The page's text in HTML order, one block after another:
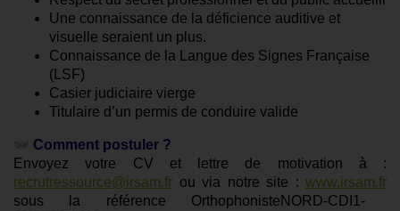
Une connaissance de la déficience auditive et
visuelle seraient un plus.
Connaissance de la Langue des Signes Française
(LSF)
Casier judiciaire vierge
Titulaire d’un permis de conduire valide
Comment postuler ?
Envoyez votre CV et lettre de motivation à :
recrutressource@irsam.fr ou via notre site : www.irsam.fr
sous la référence OrthophonisteNORD-CDI1-